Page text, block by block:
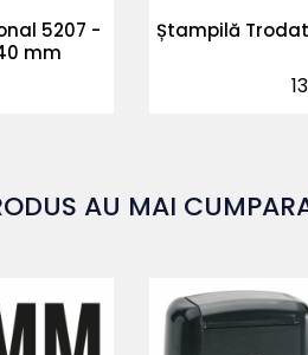
5207 -
mm
Ștampilă
AU MAI